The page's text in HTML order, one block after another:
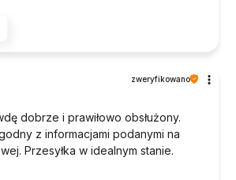
zweryfikowano
dobrze i prawiłowo obsłużony.
z informacjami podanymi na
Przesyłka w idealnym stanie.